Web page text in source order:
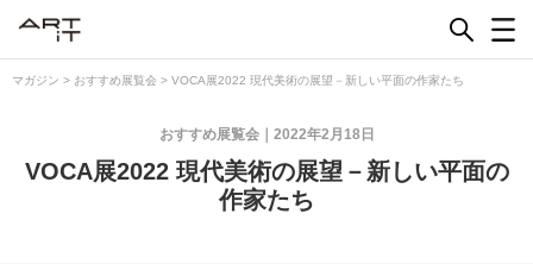
マガジン > おすすめ展覧会 > VOCA展2022 現代美術の展望－新しい平面の作家たち
2022年2月18日
おすすめ展覧会
VOCA展2022 現代美術の展望－新しい平面の
作家たち